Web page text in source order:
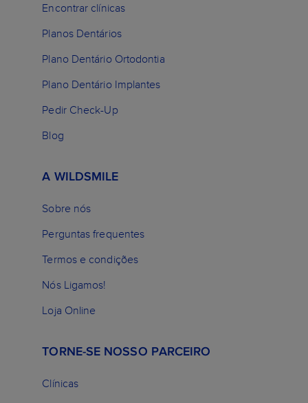
Encontrar clínicas
Planos Dentários
Plano Dentário Ortodontia
Plano Dentário Implantes
Pedir Check-Up
Blog
A WILDSMILE
Sobre nós
Perguntas frequentes
Termos e condições
Nós Ligamos!
Loja Online
TORNE-SE NOSSO PARCEIRO
Clínicas